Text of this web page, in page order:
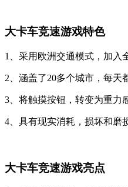
大卡车竞速游戏特色
1、采用欧洲交通模式，加入
2、涵盖了20多个城市，每天
3、将触摸按钮，转变为重力
4、具有现实消耗，损坏和磨
大卡车竞速游戏亮点